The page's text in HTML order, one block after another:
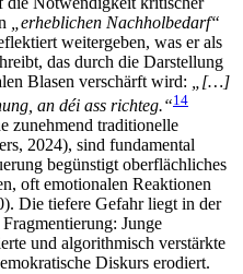
„erheblichen Nachholbedarf“
weitergeben, was er als
das durch die Darstellung
Blasen verschärft wird:
„[…]
an déi ass richteg.“14
zunehmend traditionelle
2024), sind fundamental
begünstigt oberflächliches
oft emotionalen Reaktionen
Die tiefere Gefahr liegt in der
Junge
und algorithmisch verstärkte
Diskurs erodiert.